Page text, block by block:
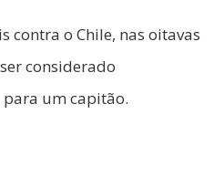
contra o Chile, nas oitavas
considerado
um capitão.